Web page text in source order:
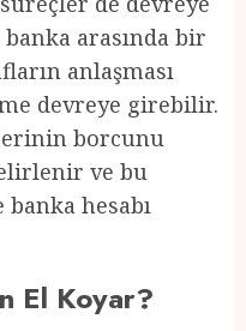
arasında bir
anlaşması
devreye girebilir.
borcunu
ve bu
hesabı
El Koyar?